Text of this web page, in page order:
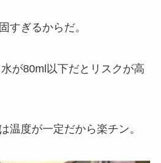
すぎるからだ。
が80ml以下だとリスクが高
温度が一定だから楽チン。